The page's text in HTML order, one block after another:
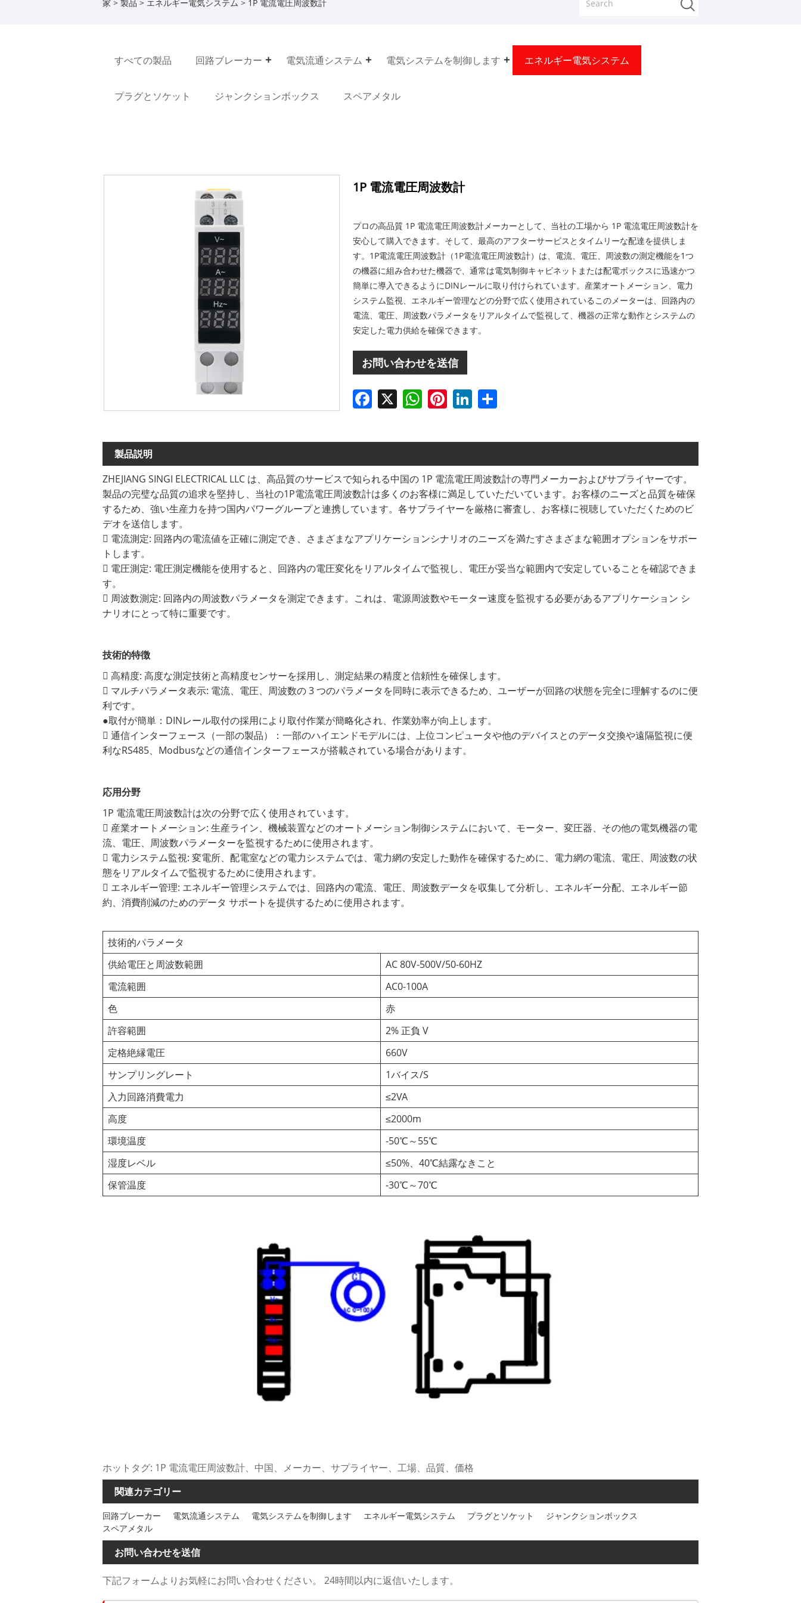
家 > 製品 > エネルギー電気システム > 1P 電流電圧周波数計
すべての製品 回路ブレーカー 電気流通システム 電気システムを制御します エネルギー電気システム
プラグとソケット ジャンクションボックス スペアメタル
1P 電流電圧周波数計
プロの高品質 1P 電流電圧周波数計メーカーとして、当社の工場から 1P 電流電圧周波数計を
安心して購入できます。そして、最高のアフターサービスとタイムリーな配達を提供しま
す。1P電流電圧周波数計（1P電流電圧周波数計）は、電流、電圧、周波数の測定機能を1つ
の機器に組み合わせた機器で、通常は電気制御キャビネットまたは配電ボックスに迅速かつ
簡単に導入できるようにDINレールに取り付けられています。産業オートメーション、電力
システム監視、エネルギー管理などの分野で広く使用されているこのメーターは、回路内の
電流、電圧、周波数パラメータをリアルタイムで監視して、機器の正常な動作とシステムの
安定した電力供給を確保できます。
お問い合わせを送信
Facebook WhatsAppPinterestLinkedIn
製品説明
ZHEJIANG SINGI ELECTRICAL LLC は、高品質のサービスで知られる中国の 1P 電流電圧周波数計の専門メーカーおよびサプライヤーです。
製品の完璧な品質の追求を堅持し、当社の1P電流電圧周波数計は多くのお客様に満足していただいています。お客様のニーズと品質を確保
するため、強い生産力を持つ国内パワーグループと連携しています。各サプライヤーを厳格に審査し、お客様に視聴していただくためのビ
デオを送信します。
 電流測定: 回路内の電流値を正確に測定でき、さまざまなアプリケーションシナリオのニーズを満たすさまざまな範囲オプションをサポー
トします。
 電圧測定: 電圧測定機能を使用すると、回路内の電圧変化をリアルタイムで監視し、電圧が妥当な範囲内で安定していることを確認できま
す。
 周波数測定: 回路内の周波数パラメータを測定できます。これは、電源周波数やモーター速度を監視する必要があるアプリケーション シ
ナリオにとって特に重要です。
技術的特徴
 高精度: 高度な測定技術と高精度センサーを採用し、測定結果の精度と信頼性を確保します。
 マルチパラメータ表示: 電流、電圧、周波数の 3 つのパラメータを同時に表示できるため、ユーザーが回路の状態を完全に理解するのに便
利です。
●取付が簡単：DINレール取付の採用により取付作業が簡略化され、作業効率が向上します。
 通信インターフェース（一部の製品）：一部のハイエンドモデルには、上位コンピュータや他のデバイスとのデータ交換や遠隔監視に便
利なRS485、Modbusなどの通信インターフェースが搭載されている場合があります。
応用分野
1P 電流電圧周波数計は次の分野で広く使用されています。
 産業オートメーション: 生産ライン、機械装置などのオートメーション制御システムにおいて、モーター、変圧器、その他の電気機器の電
流、電圧、周波数パラメーターを監視するために使用されます。
 電力システム監視: 変電所、配電室などの電力システムでは、電力網の安定した動作を確保するために、電力網の電流、電圧、周波数の状
態をリアルタイムで監視するために使用されます。
 エネルギー管理: エネルギー管理システムでは、回路内の電流、電圧、周波数データを収集して分析し、エネルギー分配、エネルギー節
約、消費削減のためのデータ サポートを提供するために使用されます。
技術的パラメータ
供給電圧と周波数範囲
AC 80V-500V/50-60HZ
電流範囲
AC0-100A
色
赤
許容範囲
2% 正負 V
定格絶縁電圧
660V
サンプリングレート
1バイス/S
入力回路消費電力
≤2VA
高度
≤2000m
環境温度
-50℃～55℃
湿度レベル
≤50%、40℃結露なきこと
保管温度
-30℃～70℃
ホットタグ: 1P 電流電圧周波数計、中国、メーカー、サプライヤー、工場、品質、価格
関連カテゴリー
回路ブレーカー 電気流通システム 電気システムを制御します エネルギー電気システム プラグとソケット
ジャンクションボックス
スペアメタル
お問い合わせを送信
下記フォームよりお気軽にお問い合わせください。 24時間以内に返信いたします。